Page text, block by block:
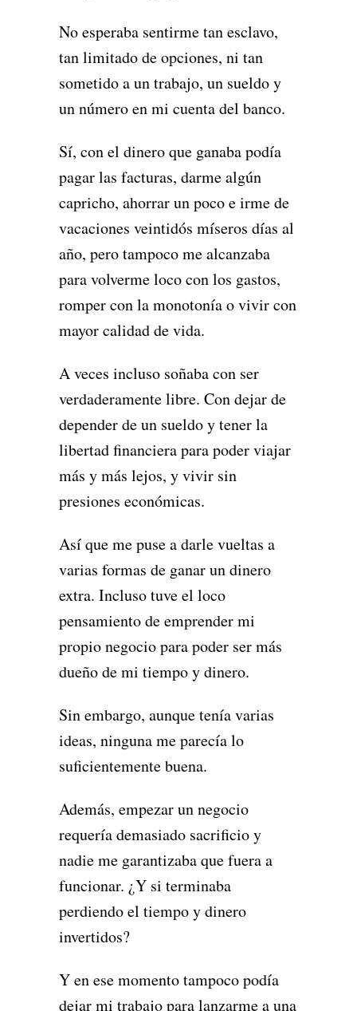
No esperaba sentirme tan esclavo,
tan limitado de opciones, ni tan
sometido a un trabajo, un sueldo y
un número en mi cuenta del banco.
Sí, con el dinero que ganaba podía
pagar las facturas, darme algún
capricho, ahorrar un poco e irme de
vacaciones veintidós míseros días al
año, pero tampoco me alcanzaba
para volverme loco con los gastos,
romper con la monotonía o vivir con
mayor calidad de vida.
A veces incluso soñaba con ser
verdaderamente libre. Con dejar de
depender de un sueldo y tener la
libertad financiera para poder viajar
más y más lejos, y vivir sin
presiones económicas.
Así que me puse a darle vueltas a
varias formas de ganar un dinero
extra. Incluso tuve el loco
pensamiento de emprender mi
propio negocio para poder ser más
dueño de mi tiempo y dinero.
Sin embargo, aunque tenía varias
ideas, ninguna me parecía lo
suficientemente buena.
Además, empezar un negocio
requería demasiado sacrificio y
nadie me garantizaba que fuera a
funcionar. ¿Y si terminaba
perdiendo el tiempo y dinero
invertidos?
Y en ese momento tampoco podía
dejar mi trabajo para lanzarme a una